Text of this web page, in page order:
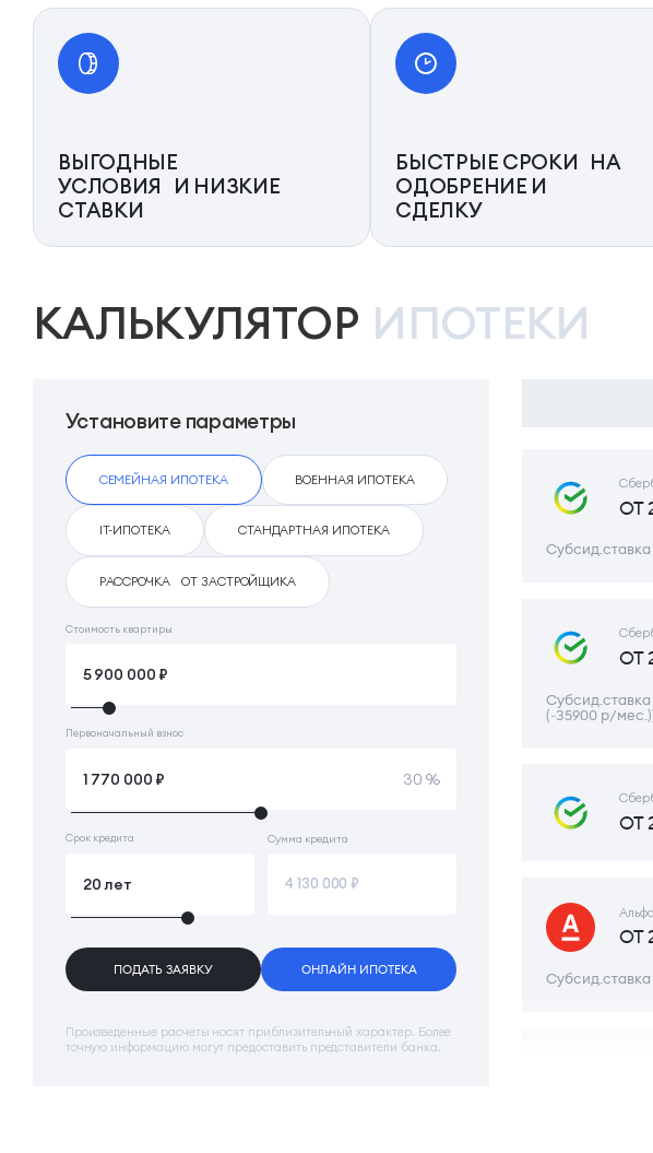
ВЫГОДНЫЕ
УСЛОВИЯ И НИЗКИЕ
СТАВКИ
БЫСТРЫЕ СРОКИ НА
ОДОБРЕНИЕ И
СДЕЛКУ
КАЛЬКУЛЯТОР ИПОТЕКИ
Установите параметры
СЕМЕЙНАЯ ИПОТЕКА ВОЕННАЯ ИПОТЕКА
IT-ИПОТЕКА СТАНДАРТНАЯ ИПОТЕКА
РАССРОЧКА ОТ ЗАСТРОЙЩИКА
Стоимость квартиры
Первоначальный взнос
30 %
Срок кредита Сумма кредита
ПОДАТЬ ЗАЯВКУ ОНЛАЙН ИПОТЕКА
Произведенные расчеты носят приблизительный характер. Более
точную информацию могут предоставить представители банка.
ОТ
ОТ
(~35900 р/
ОТ
ОТ